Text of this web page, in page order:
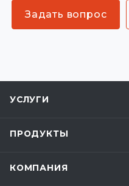
Задать вопрос
УСЛУГИ
ПРОДУКТЫ
КОМПАНИЯ